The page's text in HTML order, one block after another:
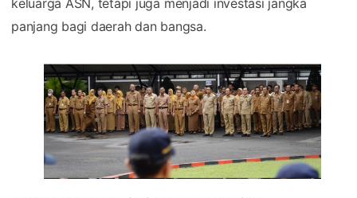
panjang bagi daerah dan bangsa.